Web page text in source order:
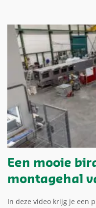
Een mooie
montagehal
In deze video krijg je een